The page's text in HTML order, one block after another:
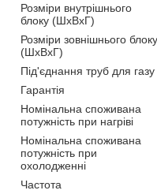
Розміри внутрішнього
блоку (ШхВхГ)
Розміри зовнішнього блоку
(ШхВхГ)
Під'єднання труб для газу
Гарантія
Номінальна споживана
потужність при нагріві
Номінальна споживана
потужність при
охолодженні
Частота